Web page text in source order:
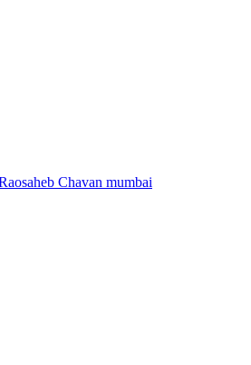
Chavan mumbai